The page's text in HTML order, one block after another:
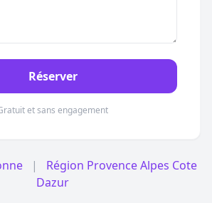
Réserver
et sans engagement
|
Région Provence Alpes Cote
Dazur